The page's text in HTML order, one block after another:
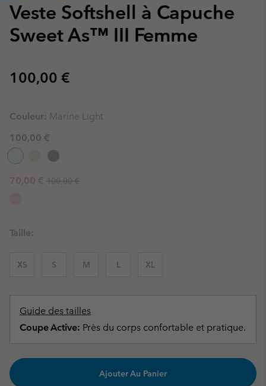
Veste Softshell à Capuche
Sweet As™ III Femme
Regular price:
100,00 €
Couleur: Marine Light
100,00 €
Sale price:
70,00 € Regular price:
100,00 €
Taille:
XS S M L XL
Guide des tailles
Coupe Active: Près du corps confortable et pratique.
Ajouter Au Panier